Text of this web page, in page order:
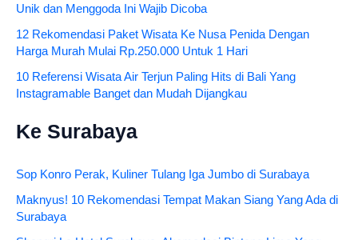
Unik dan Menggoda Ini Wajib Dicoba
12 Rekomendasi Paket Wisata Ke Nusa Penida Dengan
Harga Murah Mulai Rp.250.000 Untuk 1 Hari
10 Referensi Wisata Air Terjun Paling Hits di Bali Yang
Instagramable Banget dan Mudah Dijangkau
Ke Surabaya
Sop Konro Perak, Kuliner Tulang Iga Jumbo di Surabaya
Maknyus! 10 Rekomendasi Tempat Makan Siang Yang Ada di
Surabaya